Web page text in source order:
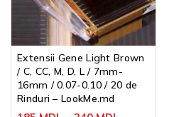
Extensii Gene Light Brown
/ C, CC, M, D, L / 7mm-
16mm / 0.07-0.10 / 20 de
Rinduri – LookMe.md